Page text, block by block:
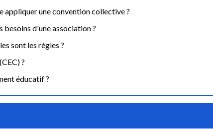
appliquer une convention collective ?
besoins d'une association ?
sont les règles ?
?
éducatif ?